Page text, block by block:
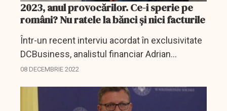
2023, anul provocărilor. Ce-i sperie pe
români? Nu ratele la bănci și nici facturile
Într-un recent interviu acordat în exclusivitate
DCBusiness, analistul financiar Adrian
Negrescu aprecia că, fără îndoială, 2023 va fi
cât...
08 DECEMBRIE 2022